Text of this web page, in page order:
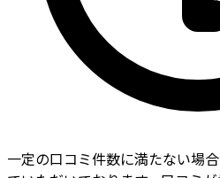
一定の口コミ件数に満たない場